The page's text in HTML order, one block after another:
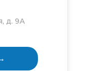
д. 9А